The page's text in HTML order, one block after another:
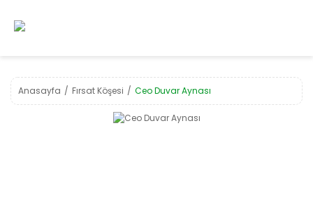
Anasayfa Fırsat Köşesi Ceo Duvar Aynası